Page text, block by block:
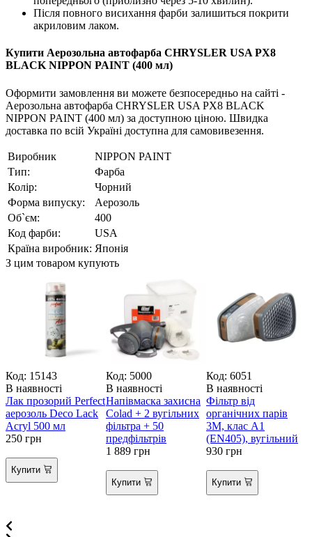
Після повного висихання фарби залишиться покрити
акриловим лаком.
Купити Аерозольна автофарба CHRYSLER USA PX8
BLACK NIPPON PAINT (400 мл)
Оформити замовлення ви можете безпосередньо на сайті -
Аерозольна автофарба CHRYSLER USA PX8 BLACK
NIPPON PAINT (400 мл) за доступною ціною. Швидка
доставка по всій Україні доступна для самовивезення.
Виробник
NIPPON PAINT
Тип:
Фарба
Колір:
Чорний
Форма випуску:
Аерозоль
Об`єм:
400
Код фарби:
USA
Країна виробник: Японія
З цим товаром купують
Код: 15143
В наявності
Лак прозорий Perfect
аерозоль Deco Lack
Acryl 500 мл
250 грн
Купити
Код: 5000
В наявності
Напівмаска захисна
Colad + 2 вугільних
фільтра + 50
предфільтрів
1 889 грн
Купити
Код: 6051
В наявності
Фільтр від
органічних парів
3М, клас А1
(EN405), вугільний
930 грн
Купити